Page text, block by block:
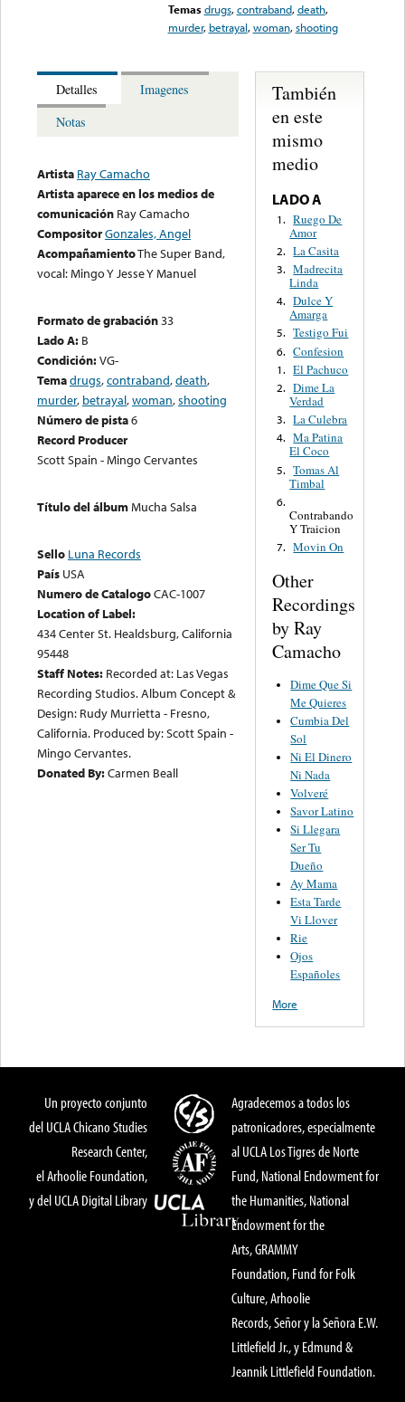
Temas drugs,contraband,death,
murder, betrayal,woman,shooting
Detalles
Imagenes
Notas
Artista Ray Camacho
Artista aparece en los medios de
comunicación Ray Camacho
CompositorGonzales, Angel
AcompañamientoThe Super Band,
vocal: Mingo Y Jesse Y Manuel
Formato de grabación33
Lado A: B
Condición:VG-
Temadrugs,contraband,death,
murder, betrayal,woman,shooting
Número de pista6
Record Producer
Scott Spain - Mingo Cervantes
Título del álbumMucha Salsa
Sello Luna Records
País USA
Numero de CatalogoCAC-1007
Location of Label:
434 Center St. Healdsburg, California
95448
Staff Notes: Recorded at: Las Vegas
Recording Studios. Album Concept &
Design: Rudy Murrietta - Fresno,
California. Produced by: Scott Spain -
Mingo Cervantes.
Donated By:Carmen Beall
También
en este
mismo
medio
LADO A
1. Ruego De
Amor
2. La Casita
3. Madrecita
Linda
4. Dulce Y
Amarga
5. Testigo Fui
6. Confesion
1. El Pachuco
2. Dime La
Verdad
3. La Culebra
4. Ma Patina
El Coco
5. Tomas Al
Timbal
6.
Contrabando
Y Traicion
7. Movin On
Other
Recordings
by Ray
Camacho
Dime Que Si
Me Quieres
Cumbia Del
Sol
Ni El Dinero
Ni Nada
Volveré
Savor Latino
Si Llegara
Ser Tu
Dueño
Ay Mama
Esta Tarde
Vi Llover
Rie
Ojos
Españoles
More
Un proyecto conjunto
del UCLA Chicano Studies
Research Center,
el Arhoolie Foundation,
y del UCLA Digital Library
Agradecemos a todos los
patronicadores, especialmente
al UCLA Los Tigres de Norte
Fund, National Endowment for
the Humanities, National
Endowment for the
Arts, GRAMMY
Foundation, Fund for Folk
Culture, Arhoolie
Records, Señor y la Señora E.W.
Littlefield Jr., y Edmund &
Jeannik Littlefield Foundation.